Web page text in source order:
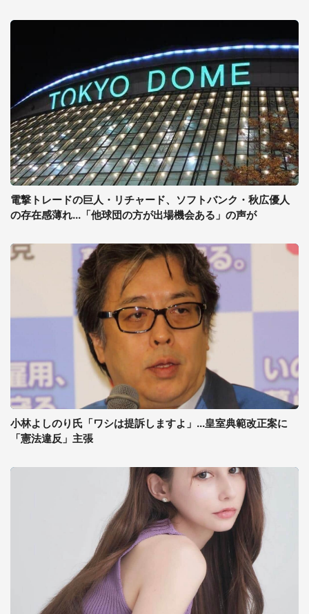
電撃トレードの巨人・リチャード、ソフトバンク・秋広優人
の存在感薄れ...「他球団の方が出場機会ある」の声が
小林よしのり氏「ワシは提訴しますよ」...皇室典範改正案に
「憲法違反」主張